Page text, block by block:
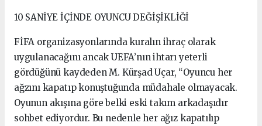
10 SANİYE İÇİNDE OYUNCU DEĞİŞİKLİĞİ
FİFA organizasyonlarında kuralın ihraç olarak
uygulanacağını ancak UEFA’nın ihtarı yeterli
gördüğünü kaydeden M. Kürşad Uçar, “Oyuncu her
ağzını kapatıp konuştuğunda müdahale olmayacak.
Oyunun akışına göre belki eski takım arkadaşıdır
sohbet ediyordur. Bu nedenle her ağız kapatılıp